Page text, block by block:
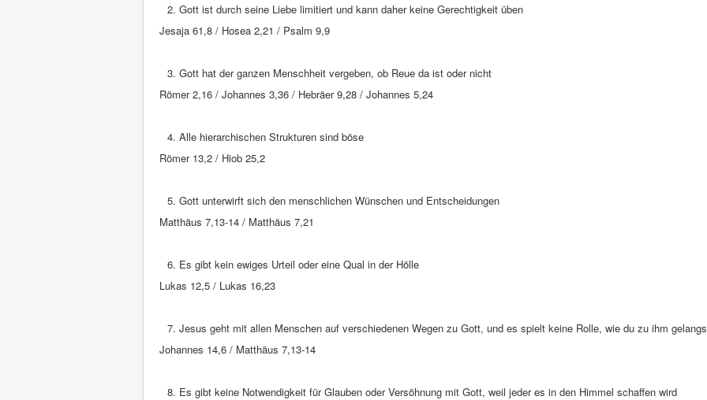
Gott ist durch seine Liebe limitiert und kann daher keine Gerechtigkeit üben
Jesaja 61,8 / Hosea 2,21 / Psalm 9,9
Gott hat der ganzen Menschheit vergeben, ob Reue da ist oder nicht
Römer 2,16 / Johannes 3,36 / Hebräer 9,28 / Johannes 5,24
Alle hierarchischen Strukturen sind böse
Römer 13,2 / Hiob 25,2
Gott unterwirft sich den menschlichen Wünschen und Entscheidungen
Matthäus 7,13-14 / Matthäus 7,21
Es gibt kein ewiges Urteil oder eine Qual in der Hölle
Lukas 12,5 / Lukas 16,23
Jesus geht mit allen Menschen auf verschiedenen Wegen zu Gott, und es spielt keine Rolle, wie du zu ihm
Johannes 14,6 / Matthäus 7,13-14
Es gibt keine Notwendigkeit für Glauben oder Versöhnung mit Gott, weil jeder es in den Himmel schaffen wird